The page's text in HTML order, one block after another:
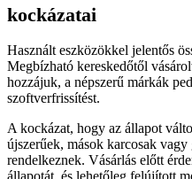
kockázatai
Használt eszközökkel jelentős
Megbízható kereskedőtől
hozzájuk, a népszerű márkák
szoftverfrissítést.
A kockázat, hogy az állapot
újszerűek, mások karcosak
rendelkeznek. Vásárlás előtt
állapotát, és lehetőleg felújított